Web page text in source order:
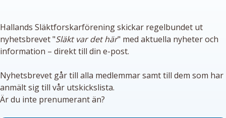
Hallands Släktforskarförening skickar regelbundet ut
nyhetsbrevet "Släkt var det här" med aktuella nyheter och
information – direkt till din e-post.
Nyhetsbrevet går till alla medlemmar samt till dem som har
anmält sig till vår utskickslista.
Är du inte prenumerant än?